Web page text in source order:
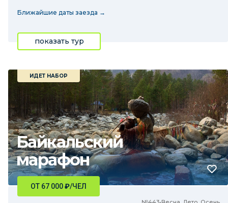
Ближайшие даты заезда →
показать тур
Байкальский
марафон
ИДЕТ НАБОР
ОТ 67 000₽/ЧЕЛ